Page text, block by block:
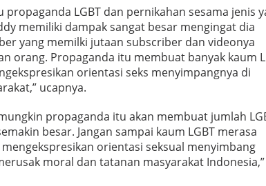
propaganda LGBT dan pernikahan sesama jenis
memiliki dampak sangat besar mengingat dia
yang memilki jutaan subscriber dan videonya
orang. Propaganda itu membuat banyak kaum
orientasi seks menyimpangnya di
ucapnya.
propaganda itu akan membuat jumlah
besar. Jangan sampai kaum LGBT merasa
orientasi seksual menyimbang
moral dan tatanan masyarakat Indonesia,”